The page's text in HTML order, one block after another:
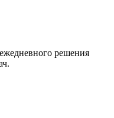
решения